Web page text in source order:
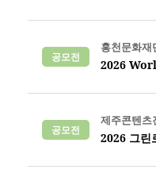
공모전
홍천문화재
2026
공모전
제주콘텐츠
2026 그린